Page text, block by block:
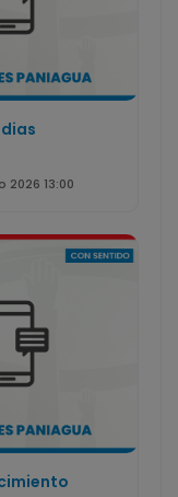
2026 13:00